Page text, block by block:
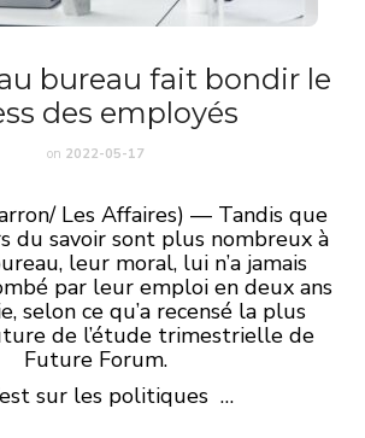
bureau fait bondir le
des employés
on 2022-05-17
Les Affaires) — Tandis que
du savoir sont plus nombreux à
leur moral, lui n’a jamais
par leur emploi en deux ans
selon ce qu’a recensé la plus
de l’étude trimestrielle de
Future Forum.
sur les politiques …